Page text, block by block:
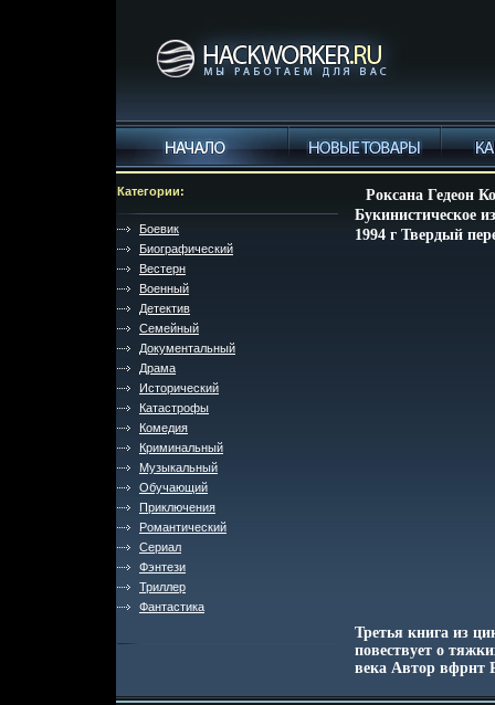
Категории:
Боевик
Биографический
Вестерн
Военный
Детектив
Семейный
Документальный
Драма
Исторический
Катастрофы
Комедия
Криминальный
Музыкальный
Обучающий
Приключения
Романтический
Сериал
Фэнтези
Триллер
Фантастика
Роксана Гедеон
Букинистическое
1994 г Твердый
Третья книга из
повествует о
века Автор вфрнт